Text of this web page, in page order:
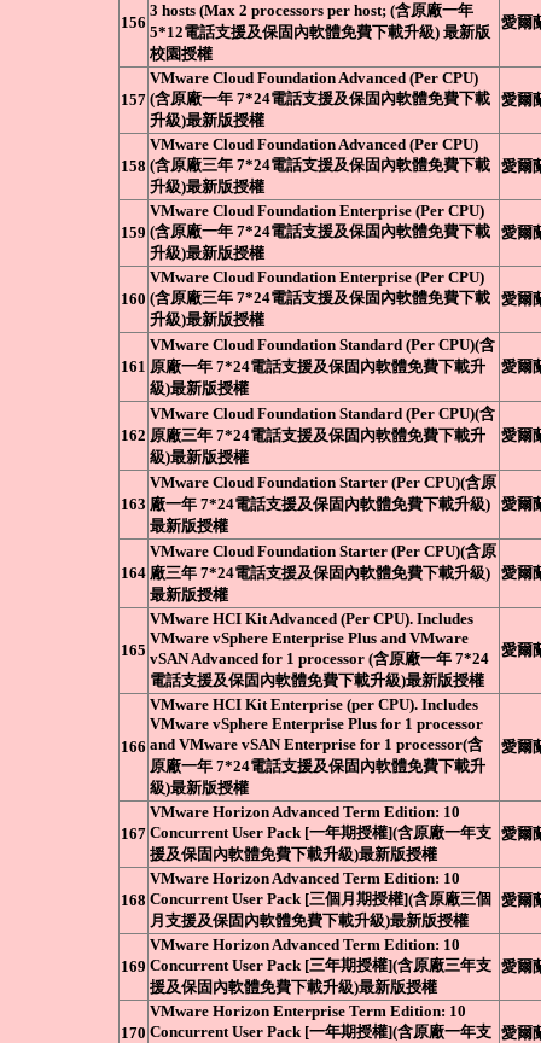
156
3 hosts (Max 2 processors per host; (含原廠一年
5*12電話支援及保固內軟體免費下載升級) 最新版
校園授權
愛爾
157
VMware Cloud Foundation Advanced (Per CPU)
(含原廠一年 7*24電話支援及保固內軟體免費下載
升級)最新版授權
愛爾
158
VMware Cloud Foundation Advanced (Per CPU)
(含原廠三年 7*24電話支援及保固內軟體免費下載
升級)最新版授權
愛爾
159
VMware Cloud Foundation Enterprise (Per CPU)
(含原廠一年 7*24電話支援及保固內軟體免費下載
升級)最新版授權
愛爾
160
VMware Cloud Foundation Enterprise (Per CPU)
(含原廠三年 7*24電話支援及保固內軟體免費下載
升級)最新版授權
愛爾
161
VMware Cloud Foundation Standard (Per CPU)(含
原廠一年 7*24電話支援及保固內軟體免費下載升
級)最新版授權
愛爾
162
VMware Cloud Foundation Standard (Per CPU)(含
原廠三年 7*24電話支援及保固內軟體免費下載升
級)最新版授權
愛爾
163
VMware Cloud Foundation Starter (Per CPU)(含原
廠一年 7*24電話支援及保固內軟體免費下載升級)
最新版授權
愛爾
164
VMware Cloud Foundation Starter (Per CPU)(含原
廠三年 7*24電話支援及保固內軟體免費下載升級)
最新版授權
愛爾
165
VMware HCI Kit Advanced (Per CPU). Includes
VMware vSphere Enterprise Plus and VMware
vSAN Advanced for 1 processor (含原廠一年 7*24
電話支援及保固內軟體免費下載升級)最新版授權
愛爾
166
VMware HCI Kit Enterprise (per CPU). Includes
VMware vSphere Enterprise Plus for 1 processor
and VMware vSAN Enterprise for 1 processor(含
原廠一年 7*24電話支援及保固內軟體免費下載升
級)最新版授權
愛爾
167
VMware Horizon Advanced Term Edition: 10
Concurrent User Pack [一年期授權](含原廠一年支
援及保固內軟體免費下載升級)最新版授權
愛爾
168
VMware Horizon Advanced Term Edition: 10
Concurrent User Pack [三個月期授權](含原廠三個
月支援及保固內軟體免費下載升級)最新版授權
愛爾
169
VMware Horizon Advanced Term Edition: 10
Concurrent User Pack [三年期授權](含原廠三年支
援及保固內軟體免費下載升級)最新版授權
愛爾
170
VMware Horizon Enterprise Term Edition: 10
Concurrent User Pack [一年期授權](含原廠一年支 愛爾